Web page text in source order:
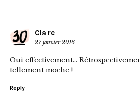
Claire
27 janvier 2016
Oui effectivement…
tellement moche !
Reply